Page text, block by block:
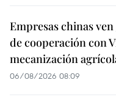
Empresas chinas
de cooperación con
mecanización
06/08/2026 08:09